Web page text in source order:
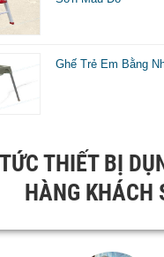
Ghế Trẻ Em Bằng
THIẾT BỊ
HÀNG KHÁCH